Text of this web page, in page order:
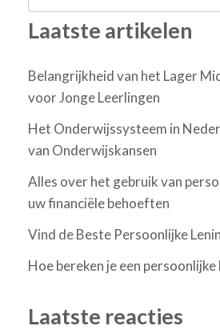
Laatste artikelen
Belangrijkheid van het Lager
voor Jonge Leerlingen
Het Onderwijssysteem in
van Onderwijskansen
Alles over het gebruik van
uw financiële behoeften
Vind de Beste Persoonlijke
Hoe bereken je een persoonlijke
Laatste reacties